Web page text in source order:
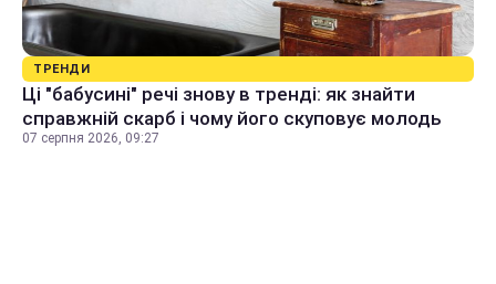
ТРЕНДИ
Ці "бабусині" речі знову в тренді: як знайти
справжній скарб і чому його скуповує молодь
07 серпня 2026, 09:27